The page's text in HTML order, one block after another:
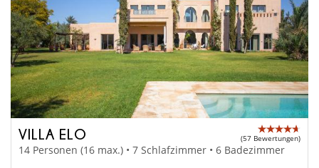
VILLA ELO (57 Bewertungen)
14 Personen (16 max.) • 7 Schlafzimmer • 6 Badezimmer